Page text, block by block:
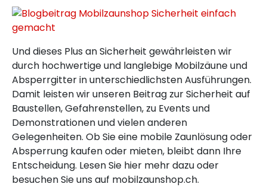
Und dieses Plus an Sicherheit gewährleisten wir
durch hochwertige und langlebige Mobilzäune und
Absperrgitter in unterschiedlichsten Ausführungen.
Damit leisten wir unseren Beitrag zur Sicherheit auf
Baustellen, Gefahrenstellen, zu Events und
Demonstrationen und vielen anderen
Gelegenheiten. Ob Sie eine mobile Zaunlösung oder
Absperrung kaufen oder mieten, bleibt dann Ihre
Entscheidung. Lesen Sie hier mehr dazu oder
besuchen Sie uns auf mobilzaunshop.ch.